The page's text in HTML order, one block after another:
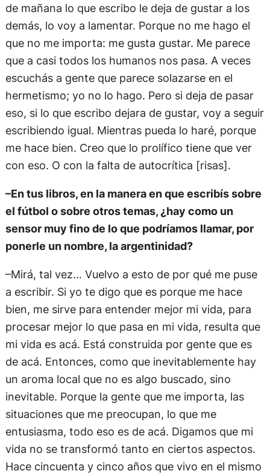
de mañana lo que escribo le deja de gustar a los
demás, lo voy a lamentar. Porque no me hago el
que no me importa: me gusta gustar. Me parece
que a casi todos los humanos nos pasa. A veces
escuchás a gente que parece solazarse en el
hermetismo; yo no lo hago. Pero si deja de pasar
eso, si lo que escribo dejara de gustar, voy a seguir
escribiendo igual. Mientras pueda lo haré, porque
me hace bien. Creo que lo prolífico tiene que ver
con eso. O con la falta de autocrítica [risas].
–En tus libros, en la manera en que escribís sobre
el fútbol o sobre otros temas, ¿hay como un
sensor muy fino de lo que podríamos llamar, por
ponerle un nombre, la argentinidad?
–Mirá, tal vez… Vuelvo a esto de por qué me puse
a escribir. Si yo te digo que es porque me hace
bien, me sirve para entender mejor mi vida, para
procesar mejor lo que pasa en mi vida, resulta que
mi vida es acá. Está construida por gente que es
de acá. Entonces, como que inevitablemente hay
un aroma local que no es algo buscado, sino
inevitable. Porque la gente que me importa, las
situaciones que me preocupan, lo que me
entusiasma, todo eso es de acá. Digamos que mi
vida no se transformó tanto en ciertos aspectos.
Hace cincuenta y cinco años que vivo en el mismo